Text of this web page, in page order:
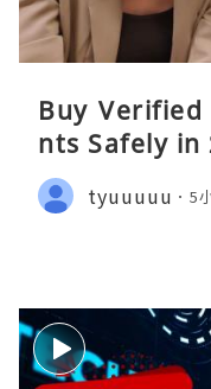
Buy Verified
nts Safely in
tyuuuuu 5